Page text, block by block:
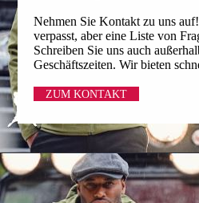
Nehmen Sie Kontakt zu uns
verpasst, aber eine Liste von
Schreiben Sie uns auch
Geschäftszeiten. Wir bieten
ZUM KONTAKT